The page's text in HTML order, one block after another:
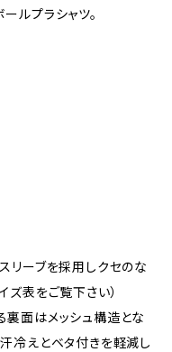
ルプラシャツ。
リーブを採用しクセのな
ズ表をご覧下さい）
裏面はメッシュ構造とな
冷えとベタ付きを軽減し